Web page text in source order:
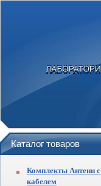
Каталог товаров
Комплекты Антенн с
кабелем